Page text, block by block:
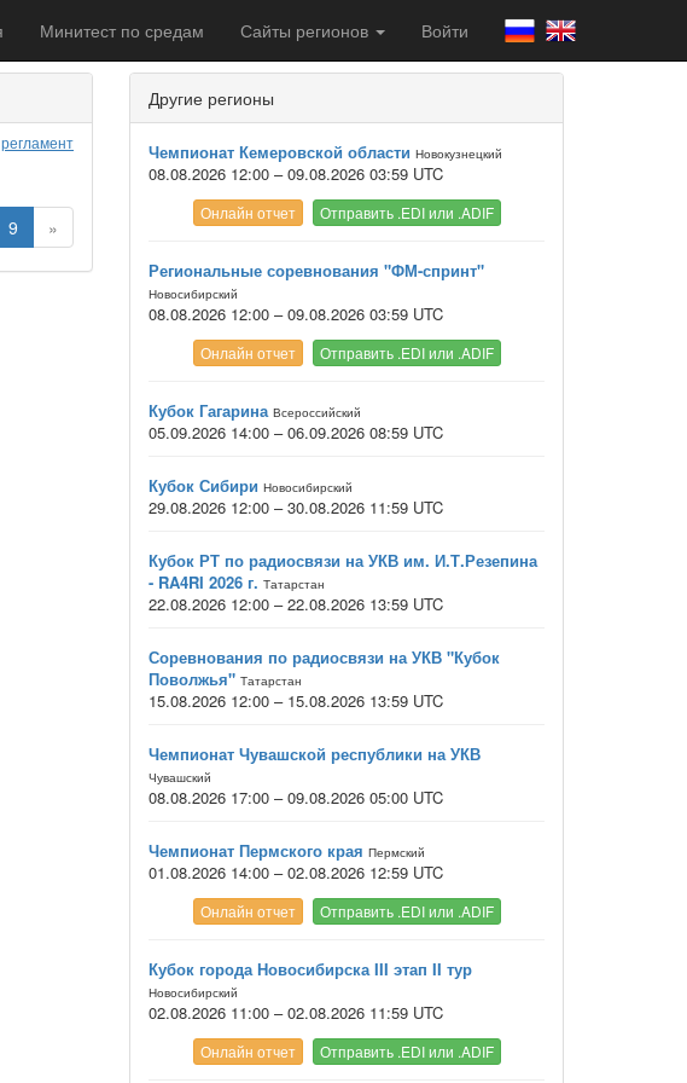
Минитест по средам Сайты регионов Войти
регламент
9 »
Другие регионы
Чемпионат Кемеровской области Новокузнецкий
08.08.2026 12:00 – 09.08.2026 03:59 UTC
Онлайн отчет Отправить .EDI или .ADIF
Региональные соревнования "ФМ-спринт"
Новосибирский
08.08.2026 12:00 – 09.08.2026 03:59 UTC
Онлайн отчет Отправить .EDI или .ADIF
Кубок Гагарина Всероссийский
05.09.2026 14:00 – 06.09.2026 08:59 UTC
Кубок Сибири Новосибирский
29.08.2026 12:00 – 30.08.2026 11:59 UTC
Кубок РТ по радиосвязи на УКВ им. И.Т.Резепина
- RA4RI 2026 г. Татарстан
22.08.2026 12:00 – 22.08.2026 13:59 UTC
Соревнования по радиосвязи на УКВ "Кубок
Поволжья" Татарстан
15.08.2026 12:00 – 15.08.2026 13:59 UTC
Чемпионат Чувашской республики на УКВ
Чувашский
08.08.2026 17:00 – 09.08.2026 05:00 UTC
Чемпионат Пермского края Пермский
01.08.2026 14:00 – 02.08.2026 12:59 UTC
Онлайн отчет Отправить .EDI или .ADIF
Кубок города Новосибирска III этап II тур
Новосибирский
02.08.2026 11:00 – 02.08.2026 11:59 UTC
Онлайн отчет Отправить .EDI или .ADIF